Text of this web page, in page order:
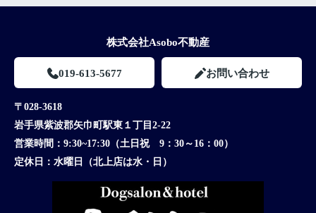
株式会社Asobo不動産
019-613-5677 お問い合わせ
〒028-3618
岩手県紫波郡矢巾町駅東１丁目2-22
営業時間： 9:30~17:30（土日祝 9：30～16：00）
定休日： 水曜日（北上店は水・日）